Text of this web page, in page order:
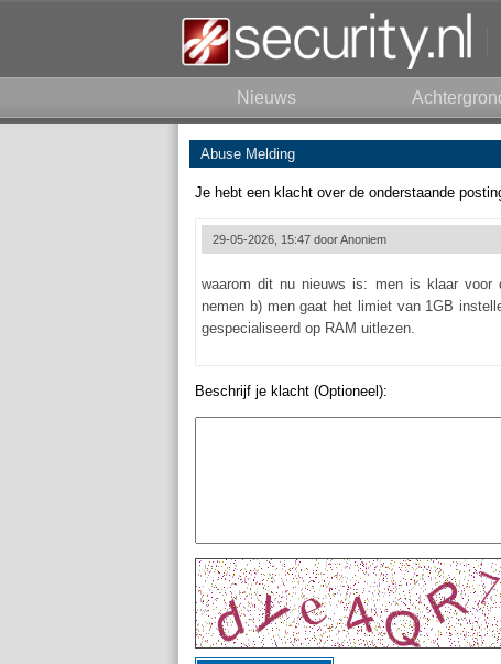
Nieuws
Abuse Melding
Je hebt een klacht over de onderstaande
29-05-2026, 15:47 doorAnoniem
waarom dit nu nieuws is: men is klaar voor
nemen b) men gaat het limiet van 1GB
gespecialiseerd op RAM uitlezen.
Beschrijf je klacht (Optioneel):